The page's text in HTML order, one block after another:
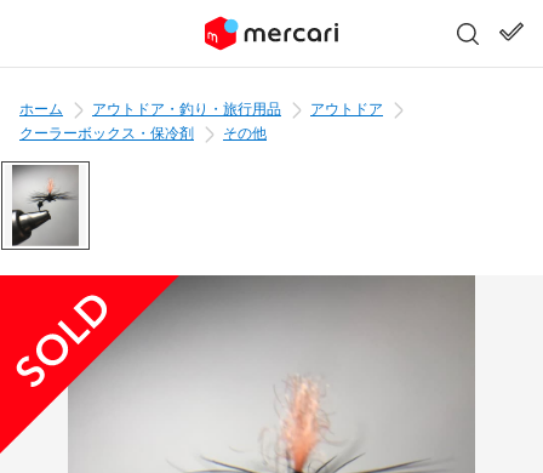
ホーム アウトドア・釣り・旅行用品
アウトドア
クーラーボックス・保冷剤
その他